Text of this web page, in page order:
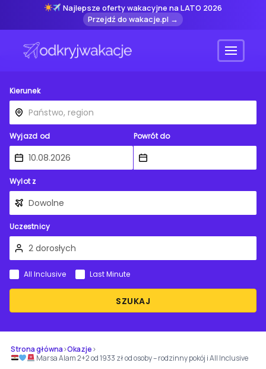
Najlepsze oferty wakacyjne na LATO 2026
Przejdź do wakacje.pl →
Menu
Kierunek
Wyjazd od Powrót do
Wylot z
Uczestnicy
SZUKAJ
All Inclusive Last Minute
Strona główna›Okazje›
Marsa Alam 2+2 od 1933 zł od osoby – rodzinny pokój i All Inclusive